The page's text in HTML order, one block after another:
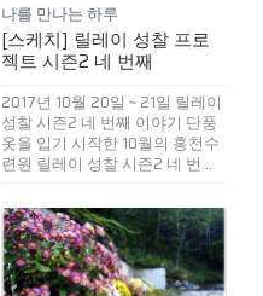
나를 만나는 하루
[스케치] 릴레이 성찰 프로
젝트 시즌2 네 번째
2017년 10월 20일 ~ 21일 릴레이
성찰 시즌2 네 번째 이야기 단풍
옷을 입기 시작한 10월의 홍천수
련원 릴레이 성찰 시즌2 네 번...